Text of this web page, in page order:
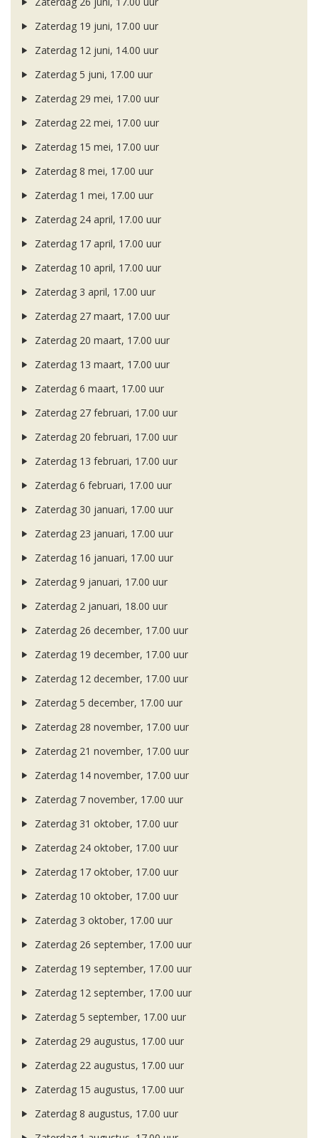
Zaterdag 19 juni, 17.00 uur
Zaterdag 12 juni, 14.00 uur
Zaterdag 5 juni, 17.00 uur
Zaterdag 29 mei, 17.00 uur
Zaterdag 22 mei, 17.00 uur
Zaterdag 15 mei, 17.00 uur
Zaterdag 8 mei, 17.00 uur
Zaterdag 1 mei, 17.00 uur
Zaterdag 24 april, 17.00 uur
Zaterdag 17 april, 17.00 uur
Zaterdag 10 april, 17.00 uur
Zaterdag 3 april, 17.00 uur
Zaterdag 27 maart, 17.00 uur
Zaterdag 20 maart, 17.00 uur
Zaterdag 13 maart, 17.00 uur
Zaterdag 6 maart, 17.00 uur
Zaterdag 27 februari, 17.00 uur
Zaterdag 20 februari, 17.00 uur
Zaterdag 13 februari, 17.00 uur
Zaterdag 6 februari, 17.00 uur
Zaterdag 30 januari, 17.00 uur
Zaterdag 23 januari, 17.00 uur
Zaterdag 16 januari, 17.00 uur
Zaterdag 9 januari, 17.00 uur
Zaterdag 2 januari, 18.00 uur
Zaterdag 26 december, 17.00 uur
Zaterdag 19 december, 17.00 uur
Zaterdag 12 december, 17.00 uur
Zaterdag 5 december, 17.00 uur
Zaterdag 28 november, 17.00 uur
Zaterdag 21 november, 17.00 uur
Zaterdag 14 november, 17.00 uur
Zaterdag 7 november, 17.00 uur
Zaterdag 31 oktober, 17.00 uur
Zaterdag 24 oktober, 17.00 uur
Zaterdag 17 oktober, 17.00 uur
Zaterdag 10 oktober, 17.00 uur
Zaterdag 3 oktober, 17.00 uur
Zaterdag 26 september, 17.00 uur
Zaterdag 19 september, 17.00 uur
Zaterdag 12 september, 17.00 uur
Zaterdag 5 september, 17.00 uur
Zaterdag 29 augustus, 17.00 uur
Zaterdag 22 augustus, 17.00 uur
Zaterdag 15 augustus, 17.00 uur
Zaterdag 8 augustus, 17.00 uur